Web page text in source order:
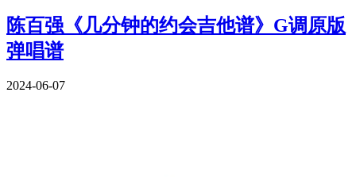
陈百强《几分钟的约会吉他谱》G调原版
弹唱谱
2024-06-07